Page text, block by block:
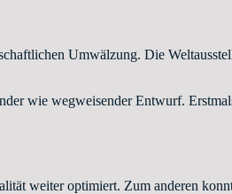
Umwälzung. Die
wie wegweisender Entwurf.
weiter optimiert. Zum anderen